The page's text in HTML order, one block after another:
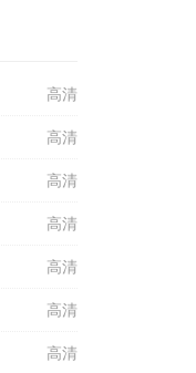
高清
高清
高清
高清
高清
高清
高清